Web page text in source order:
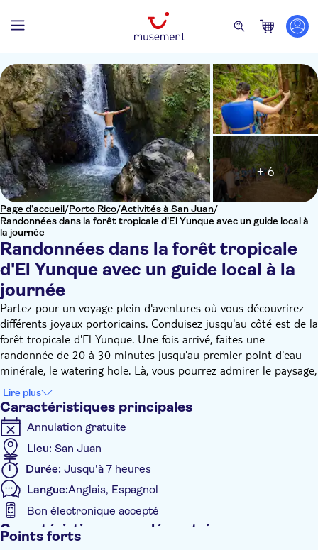
Page d’accueil/Porto Rico/Activités à San Juan/
Randonnées dans la forêt tropicale d'El Yunque avec un guide local à
la journée
Randonnées dans la forêt tropicale
d'El Yunque avec un guide local à la
journée
+ 6
Partez pour un voyage plein d'aventures où vous découvrirez
différents joyaux portoricains. Conduisez jusqu'au côté est de la
forêt tropicale d'El Yunque. Une fois arrivé, faites une
randonnée de 20 à 30 minutes jusqu'au premier point d'eau
minérale, le watering hole. Là, vous pourrez admirer le paysage,
nager dans l'eau, vous balancer sur une corde ou plonger en
apnée depuis plusieurs hauteurs. Plus haut, après 15 minutes
de marche, vous trouverez un autre point d'eau avec un
toboggan rocheux naturel et un saut de 32 pieds dans la
rivière. Découvrez l'histoire de la forêt tropicale, des iguanes,
des goyaviers, des bambous et des arbres vieux de 300 ans.
Cette aventure est idéale pour ceux qui souhaitent profiter de
la nature et d'une expérience unique dans la forêt tropicale. Il
s'agit d'une visite très authentique de la forêt tropicale qui
offre des joyaux uniques et secrets de la forêt tropicale.
L'excursion se termine par un repas le midi dans un petit
Lire plus
Caractéristiques principales
Annulation gratuite
Lieu: San Juan
Durée: Jusqu'à 7 heures
Langue:Anglais, Espagnol
Bon électronique accepté
Caractéristiques supplémentaires
Points forts